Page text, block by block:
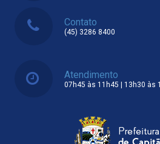
Contato
(45) 3286 8400
Atendimento
07h45 às 11h45 | 13h30 às